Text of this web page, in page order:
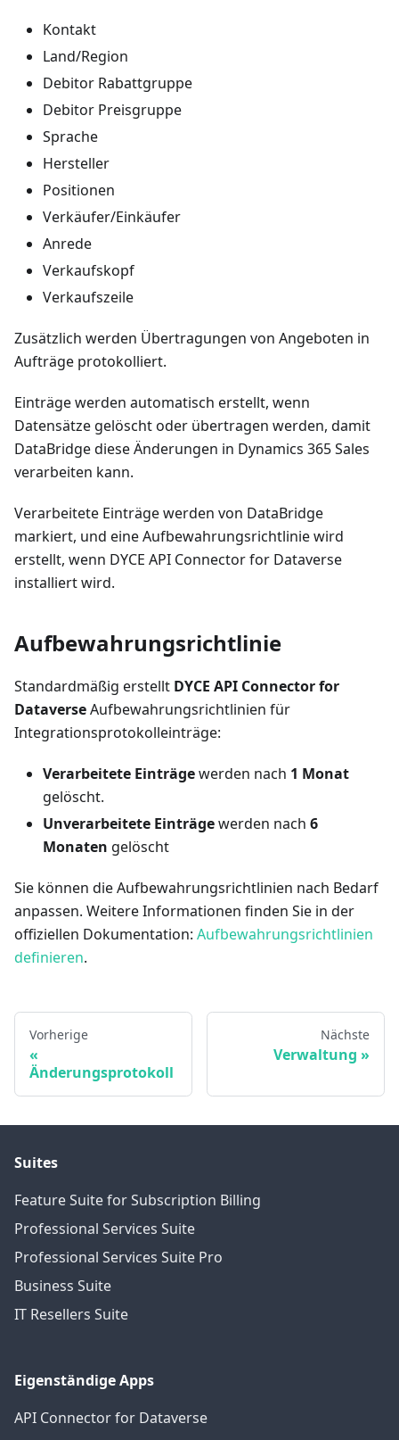
Kontakt
Land/Region
Debitor Rabattgruppe
Debitor Preisgruppe
Sprache
Hersteller
Positionen
Verkäufer/Einkäufer
Anrede
Verkaufskopf
Verkaufszeile
Zusätzlich werden Übertragungen von Angeboten in
Aufträge protokolliert.
Einträge werden automatisch erstellt, wenn
Datensätze gelöscht oder übertragen werden, damit
DataBridge diese Änderungen in Dynamics 365 Sales
verarbeiten kann.
Verarbeitete Einträge werden von DataBridge
markiert, und eine Aufbewahrungsrichtlinie wird
erstellt, wenn DYCE API Connector for Dataverse
installiert wird.
Aufbewahrungsrichtlinie
Standardmäßig erstellt DYCE API Connector for
DataverseAufbewahrungsrichtlinien für
Integrationsprotokolleinträge:
Verarbeitete Einträgewerden nach 1 Monat
gelöscht.
Unverarbeitete Einträgewerden nach 6
Monaten gelöscht
Sie können die Aufbewahrungsrichtlinien nach Bedarf
anpassen. Weitere Informationen finden Sie in der
offiziellen Dokumentation: Aufbewahrungsrichtlinien
definieren.
Vorherige
Änderungsprotokoll
Nächste
Verwaltung
Suites
Feature Suite for Subscription Billing
Professional Services Suite
Professional Services Suite Pro
Business Suite
IT Resellers Suite
Eigenständige Apps
API Connector for Dataverse